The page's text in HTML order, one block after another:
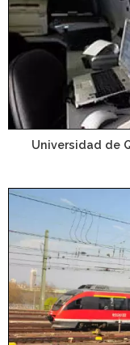
Universidad de